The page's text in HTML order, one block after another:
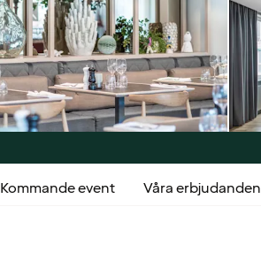
Kommande event Våra erbjudanden